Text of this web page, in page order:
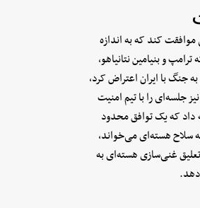
کند که به اندازه
و بنیامین نتانیاهو،
جنگ با ایران اعتراض کرد،
جلسه‌ای را با تیم امنیت
داد که یک توافق محدود
سلاح هسته‌ای می‌خواند،
غنی‌سازی هسته‌ای به